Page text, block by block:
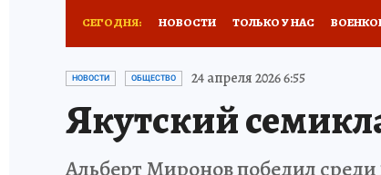
СЕГОДНЯ: НОВОСТИ ТОЛЬКО У НАС
ЗАПОВЕДНАЯ РОССИЯ ЛЕЧЕНИЕ
НОВОСТИ ОБЩЕСТВО 24 апреля 2026 6:55
Якутский
Альберт Миронов победил среди